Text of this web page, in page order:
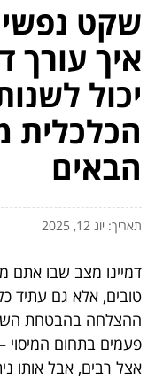
שקט
איך עורך
יכול
הכלכלית
הבאים
תאריך: יונ 12, 2025
דמיינו מצב שבו אתם
טובים, אלא גם עתיד
ההצלחה בהבטחת
פעמים בתחום המיסוי
אצל רבים, אבל אותו